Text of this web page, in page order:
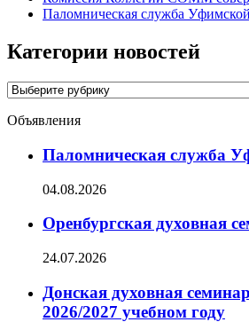
Паломническая служба
Категории новостей
Категории
Объявления
Паломническая служба
04.08.2026
Оренбургская духовная
24.07.2026
Донская духовная
2026/2027 учебном году